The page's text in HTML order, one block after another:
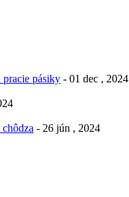
pásiky - 01 dec , 2024
- 26 jún , 2024